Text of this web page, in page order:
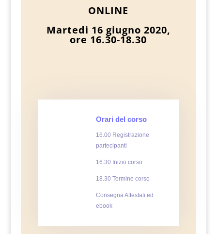
ONLINE
Martedi 16 giugno 2020,
ore 16.30-18.30
Orari del corso
16.00 Registrazione
partecipanti
16.30 Inizio corso
18.30 Termine corso
Consegna Attestati ed
ebook